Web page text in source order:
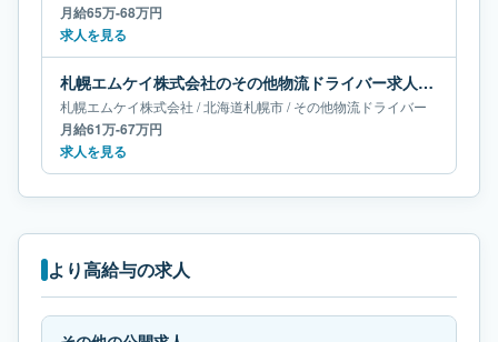
月給65万-68万円
求人を見る
札幌エムケイ株式会社のその他物流ドライバー求人｜北海道札幌市｜月給61万-67万円
札幌エムケイ株式会社 /北海道札幌市/その他物流ドライバー
月給61万-67万円
求人を見る
より高給与の求人